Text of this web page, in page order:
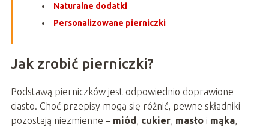
Naturalne dodatki
Personalizowane pierniczki
Jak zrobić pierniczki?
Podstawą pierniczków jest odpowiednio doprawione
ciasto. Choć przepisy mogą się różnić, pewne składniki
pozostają niezmienne – miód cukier, masło i mąka,